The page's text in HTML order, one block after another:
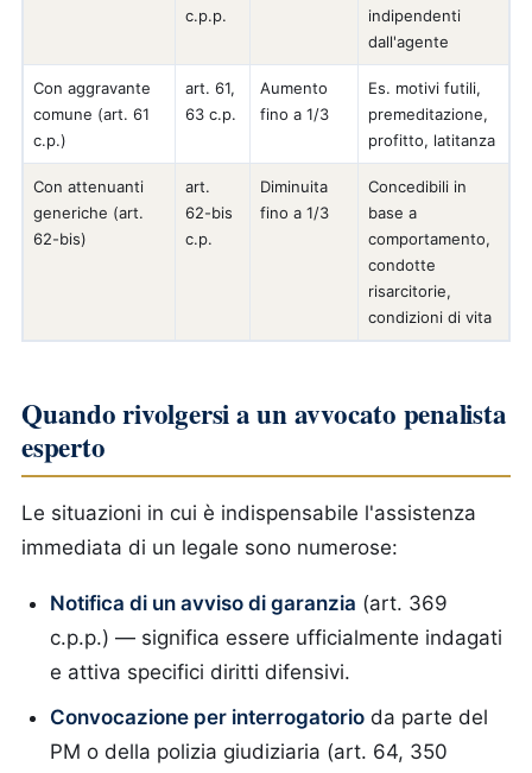
c.p.p.
indipendenti
dall'agente
Con aggravante
comune (art. 61
c.p.)
art. 61,
63 c.p.
Aumento
fino a 1/3
Es. motivi futili,
premeditazione,
profitto, latitanza
Con attenuanti
generiche (art.
62-bis)
art.
62-bis
c.p.
Diminuita
fino a 1/3
Concedibili in
base a
comportamento,
condotte
risarcitorie,
condizioni di vita
Quando rivolgersi a un avvocato penalista
esperto
Le situazioni in cui è indispensabile l'assistenza
immediata di un legale sono numerose:
Notifica di un avviso di garanzia (art. 369
c.p.p.) — significa essere ufficialmente indagati
e attiva specifici diritti difensivi.
Convocazione per interrogatorio da parte del
PM o della polizia giudiziaria (art. 64, 350